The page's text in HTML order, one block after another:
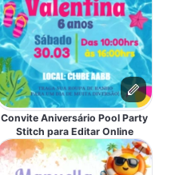
Convite Aniversário Pool Party
Stitch para Editar Online